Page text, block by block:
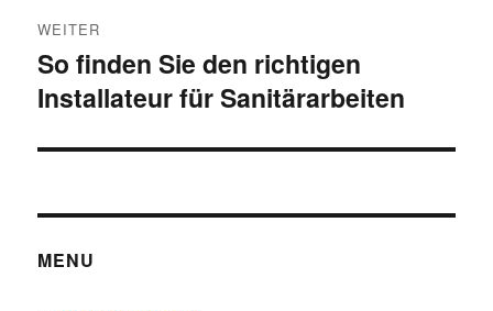
WEITER
Nächster
Beitrag:
So finden Sie den richtigen
Installateur für Sanitärarbeiten
MENU